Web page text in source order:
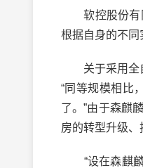
软控股份有限
根据自身的不同
关于采用全自
“同等规模相比
了。”由于森麒
房的转型升级、
“设在森麒麟